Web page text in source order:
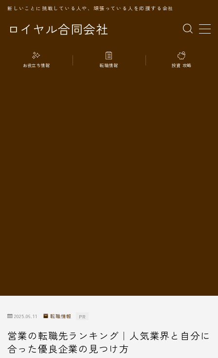
ロイヤル合同会社
新しいことに挑戦している人や、頑張っている人を応援する会社
MENU
TOPページ
お役立ち情報 転職情報 投資 攻略
2025.06.11 転職情報 PR
営業の転職先ランキング｜人気業界と自分に
合った優良企業の見つけ方